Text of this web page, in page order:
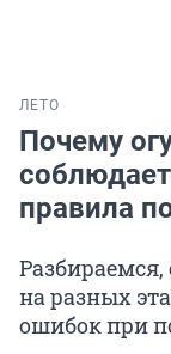
ЛЕТО
Почему
правила
на разных
ошибок при